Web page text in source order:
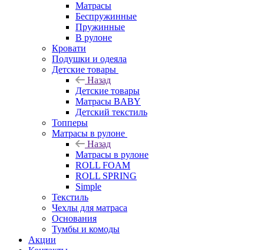
Матрасы
Беспружинные
Пружинные
В рулоне
Кровати
Подушки и одеяла
Детские товары
Назад
Детские товары
Матрасы BABY
Детский текстиль
Топперы
Матрасы в рулоне
Назад
Матрасы в рулоне
ROLL FOAM
ROLL SPRING
Simple
Текстиль
Чехлы для матраса
Основания
Тумбы и комоды
Акции